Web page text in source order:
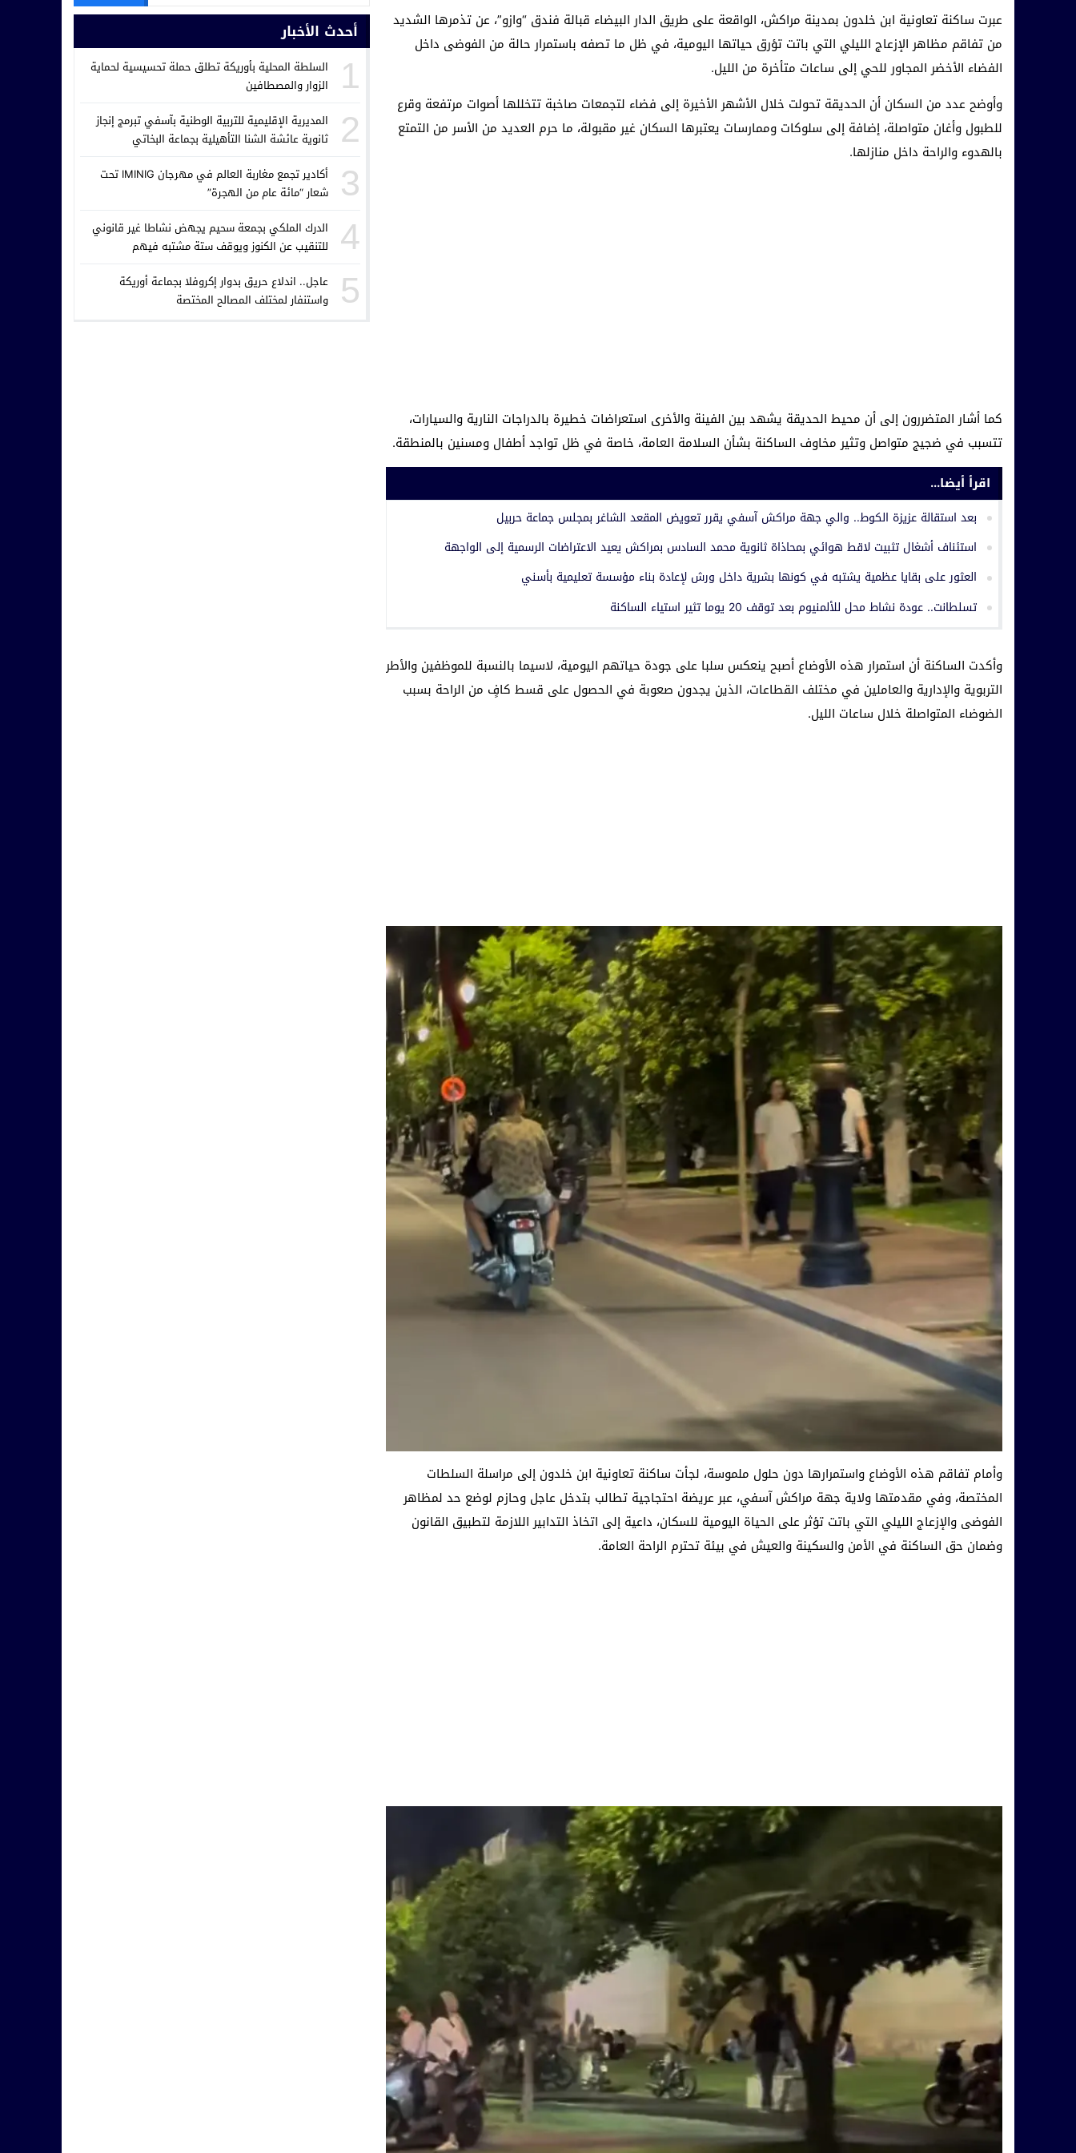
عبرت ساكنة تعاونية ابن خلدون بمدينة مراكش، الواقعة على طريق الدار البيضاء قبالة فندق “وازو”، عن تذمرها الشديد
من تفاقم مظاهر الإزعاج الليلي التي باتت تؤرق حياتها اليومية، في ظل ما تصفه باستمرار حالة من الفوضى داخل
الفضاء الأخضر المجاور للحي إلى ساعات متأخرة من الليل.
وأوضح عدد من السكان أن الحديقة تحولت خلال الأشهر الأخيرة إلى فضاء لتجمعات صاخبة تتخللها أصوات مرتفعة وقرع
للطبول وأغان متواصلة، إضافة إلى سلوكات وممارسات يعتبرها السكان غير مقبولة، ما حرم العديد من الأسر من التمتع
بالهدوء والراحة داخل منازلها.
كما أشار المتضررون إلى أن محيط الحديقة يشهد بين الفينة والأخرى استعراضات خطيرة بالدراجات النارية والسيارات،
تتسبب في ضجيج متواصل وتثير مخاوف الساكنة بشأن السلامة العامة، خاصة في ظل تواجد أطفال ومسنين بالمنطقة.
اقرأ أيضا...
بعد استقالة عزيزة الكوط.. والي جهة مراكش آسفي يقرر تعويض المقعد الشاغر بمجلس جماعة حربيل
استئناف أشغال تثبيت لاقط هوائي بمحاذاة ثانوية محمد السادس بمراكش يعيد الاعتراضات الرسمية إلى الواجهة
العثور على بقايا عظمية يشتبه في كونها بشرية داخل ورش لإعادة بناء مؤسسة تعليمية بأسني
تسلطانت.. عودة نشاط محل للألمنيوم بعد توقف 20 يوما تثير استياء الساكنة
وأكدت الساكنة أن استمرار هذه الأوضاع أصبح ينعكس سلبا على جودة حياتهم اليومية، لاسيما بالنسبة للموظفين والأطر
التربوية والإدارية والعاملين في مختلف القطاعات، الذين يجدون صعوبة في الحصول على قسط كافٍ من الراحة بسبب
الضوضاء المتواصلة خلال ساعات الليل.
وأمام تفاقم هذه الأوضاع واستمرارها دون حلول ملموسة، لجأت ساكنة تعاونية ابن خلدون إلى مراسلة السلطات
المختصة، وفي مقدمتها ولاية جهة مراكش آسفي، عبر عريضة احتجاجية تطالب بتدخل عاجل وحازم لوضع حد لمظاهر
الفوضى والإزعاج الليلي التي باتت تؤثر على الحياة اليومية للسكان، داعية إلى اتخاذ التدابير اللازمة لتطبيق القانون
وضمان حق الساكنة في الأمن والسكينة والعيش في بيئة تحترم الراحة العامة.
أحدث الأخبار
1
السلطة المحلية بأوريكة تطلق حملة تحسيسية لحماية
الزوار والمصطافين
2
المديرية الإقليمية للتربية الوطنية بآسفي تبرمج إنجاز
ثانوية عائشة الشنا التأهيلية بجماعة البخاتي
3
أكادير تجمع مغاربة العالم في مهرجان IMINIG تحت
شعار “مائة عام من الهجرة”
4
الدرك الملكي بجمعة سحيم يجهض نشاطا غير قانوني
للتنقيب عن الكنوز ويوقف ستة مشتبه فيهم
5
عاجل.. اندلاع حريق بدوار إكروفلا بجماعة أوريكة
واستنفار لمختلف المصالح المختصة